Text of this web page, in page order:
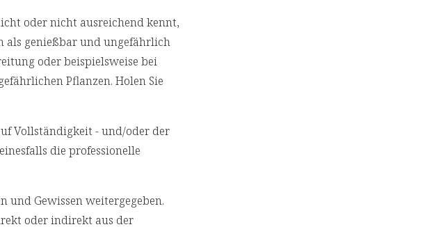
oder nicht ausreichend kennt,
als genießbar und ungefährlich
oder beispielsweise bei
Pflanzen. Holen Sie
Vollständigkeit - und/oder der
die professionelle
Gewissen weitergegeben.
oder indirekt aus der